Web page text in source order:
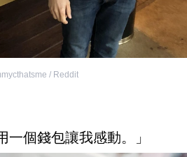
/ Reddit
一個錢包讓我感動。」